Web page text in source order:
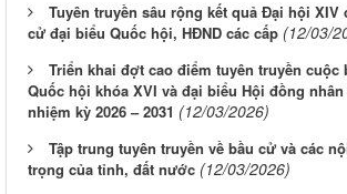
Tuyên truyền sâu rộng kết quả Đại hội XIV
cử đại biểu Quốc hội, HĐND các cấp (12/03/
Triển khai đợt cao điểm tuyên truyền cuộc
Quốc hội khóa XVI và đại biểu Hội đồng
nhiệm kỳ 2026 – 2031 (12/03/2026)
Tập trung tuyên truyền về bầu cử và các
trọng của tỉnh, đất nước (12/03/2026)